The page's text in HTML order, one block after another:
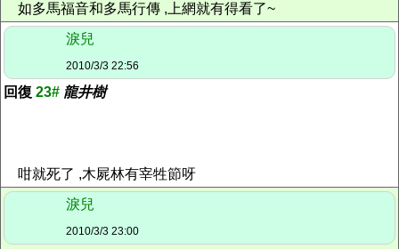
如多馬福音和多馬行傳 ,上網就有得看了~
淚兒
2010/3/3 22:56
回復 23# 龍井樹
咁就死了 ,木屍林有宰牲節呀
淚兒
2010/3/3 23:00